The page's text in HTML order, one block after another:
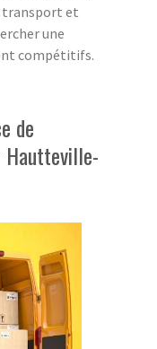
transport et
une
compétitifs.
de
Hautteville-